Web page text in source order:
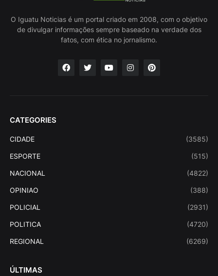
O Iguatu Noticias é um portal criado em 2008, com o objetivo
de divulgar informações sempre baseado na verdade dos
fatos, com ética no jornalismo.
CATEGORIES
CIDADE (3585)
ESPORTE (515)
NACIONAL (4822)
OPINIAO (388)
POLICIAL (2931)
POLITICA (4720)
REGIONAL (6269)
ÚLTIMAS